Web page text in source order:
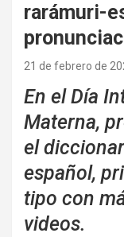
rarámuri-
21 de febrero de
En el Día
Materna,
el
español,
tipo con
videos.